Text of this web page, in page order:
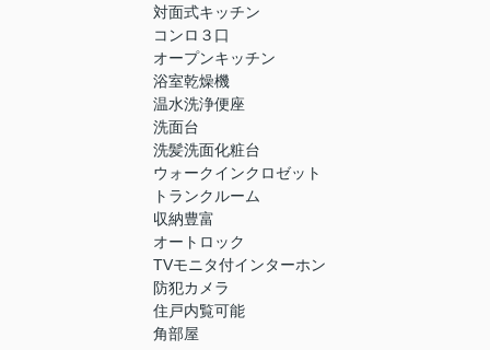
対面式キッチン
コンロ３口
オープンキッチン
浴室乾燥機
温水洗浄便座
洗面台
洗髪洗面化粧台
ウォークインクロゼット
トランクルーム
収納豊富
オートロック
TVモニタ付インターホン
防犯カメラ
住戸内覧可能
角部屋